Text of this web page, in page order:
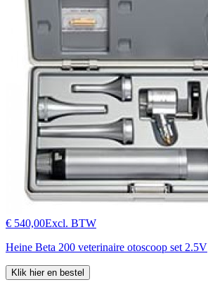
€ 540,00Excl. BTW
Heine Beta 200 veterinaire otoscoop set 2.5V
Klik hier en bestel